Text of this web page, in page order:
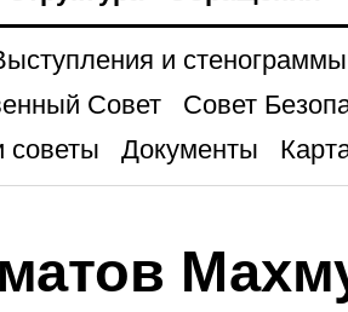
и стенограммы
Совет
Совет
советы
Документы